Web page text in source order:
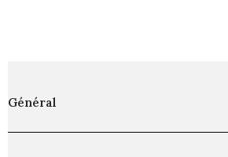
Général